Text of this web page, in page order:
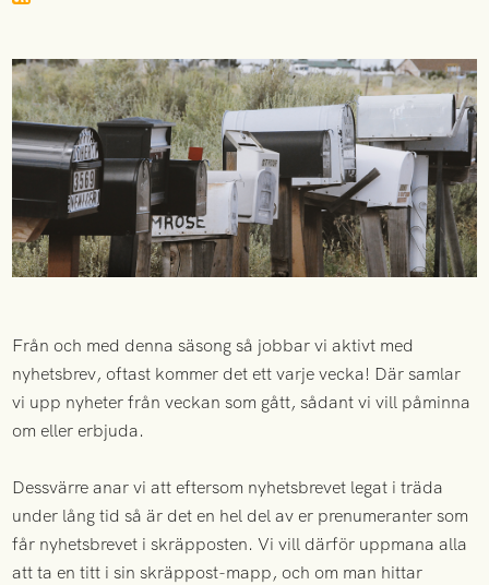
Från och med denna säsong så jobbar vi aktivt med
nyhetsbrev, oftast kommer det ett varje vecka! Där samlar
vi upp nyheter från veckan som gått, sådant vi vill påminna
om eller erbjuda.
Dessvärre anar vi att eftersom nyhetsbrevet legat i träda
under lång tid så är det en hel del av er prenumeranter som
får nyhetsbrevet i skräpposten. Vi vill därför uppmana alla
att ta en titt i sin skräppost-mapp, och om man hittar